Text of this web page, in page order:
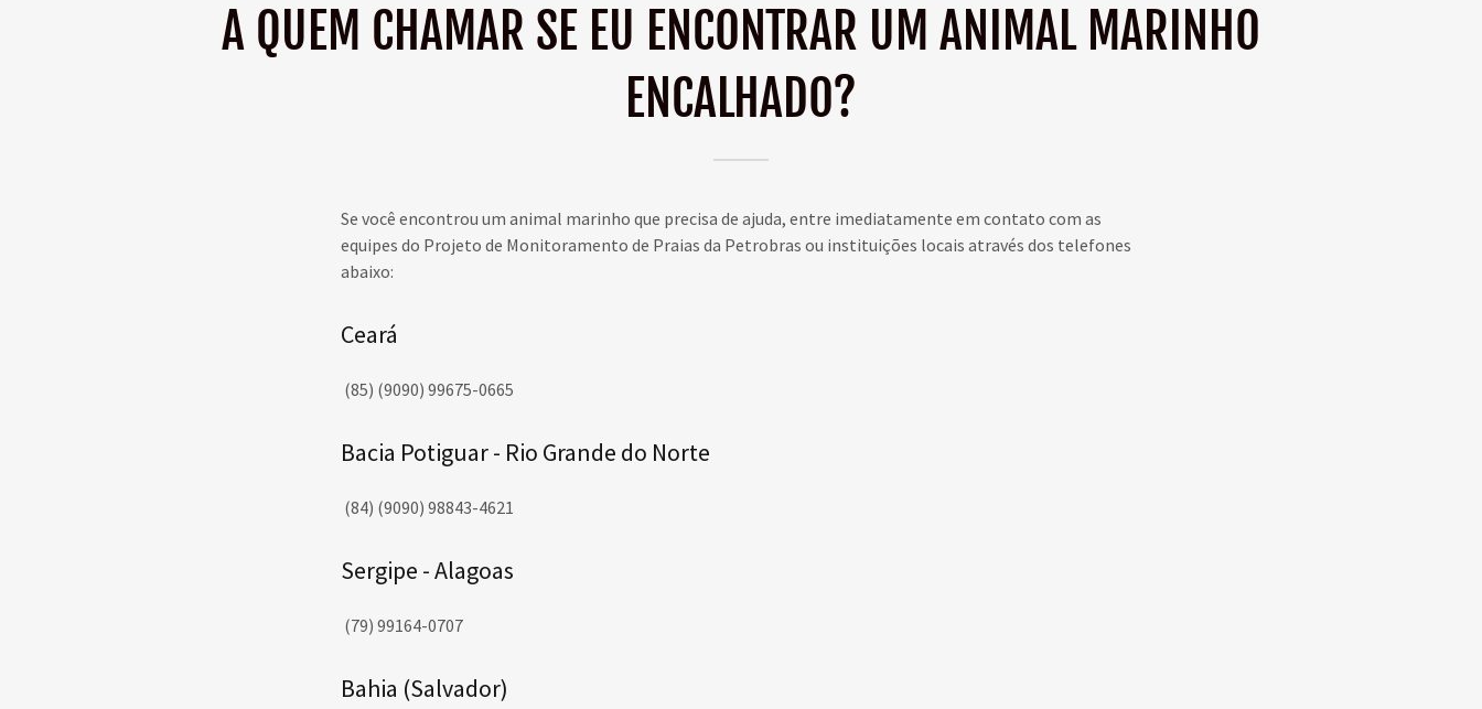
A QUEM CHAMAR SE EU ENCONTRAR UM ANIMAL MARINHO
ENCALHADO?
Se você encontrou um animal marinho que precisa de ajuda, entre imediatamente em contato com as
equipes do Projeto de Monitoramento de Praias da Petrobras ou instituições locais através dos telefones
abaixo:
Ceará
(85) (9090) 99675-0665
Bacia Potiguar - Rio Grande do Norte
(84) (9090) 98843-4621
Sergipe - Alagoas
(79) 99164-0707
Bahia (Salvador)